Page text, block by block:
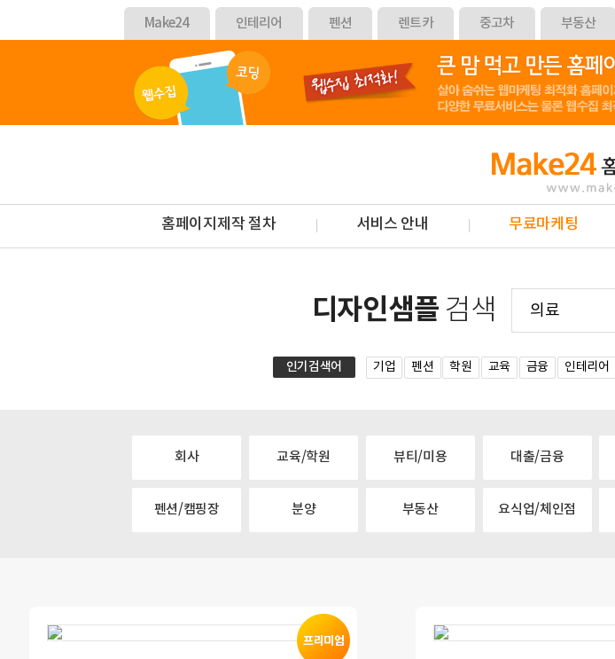
Make24 인테리어 펜션 렌트카 중고차 부동산
홈페이지제작 절차 서비스 안내 무료마케팅
디자인샘플 검색
인기검색어 기업 펜션 학원 교육 금융 인테리어
회사 교육/학원 뷰티/미용 대출/금융
펜션/캠핑장 분양 부동산 요식업/체인점